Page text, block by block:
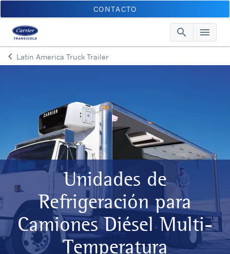
CONTACTO
search menu
keyboard_arrow_leftArrow back
Latin America Truck Trailer
Unidades de
Refrigeración para
Camiones Diésel Multi-
Temperatura